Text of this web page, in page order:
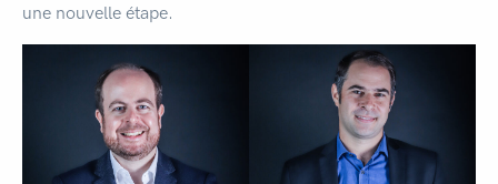
une nouvelle étape.